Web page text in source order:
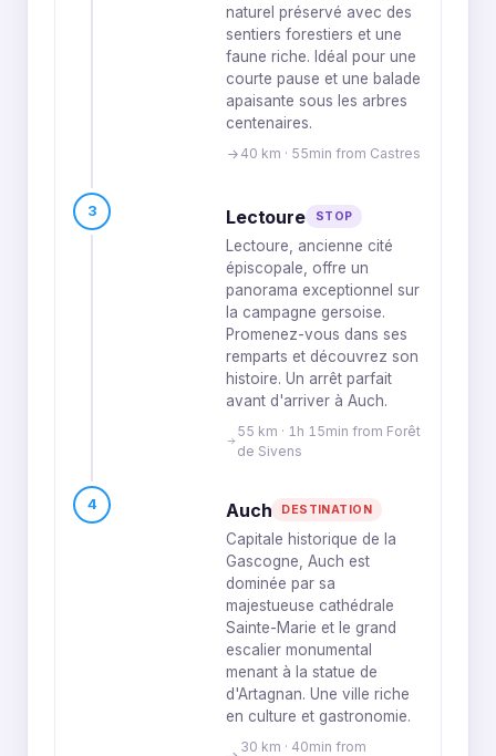
naturel préservé avec des
sentiers forestiers et une
faune riche. Idéal pour une
courte pause et une balade
apaisante sous les arbres
centenaires.
40 km · 55min from Castres
3 Lectoure STOP
Lectoure, ancienne cité
épiscopale, offre un
panorama exceptionnel sur
la campagne gersoise.
Promenez-vous dans ses
remparts et découvrez son
histoire. Un arrêt parfait
avant d'arriver à Auch.
55 km · 1h 15min from Forêt
de Sivens
4 Auch DESTINATION
Capitale historique de la
Gascogne, Auch est
dominée par sa
majestueuse cathédrale
Sainte-Marie et le grand
escalier monumental
menant à la statue de
d'Artagnan. Une ville riche
en culture et gastronomie.
30 km · 40min from